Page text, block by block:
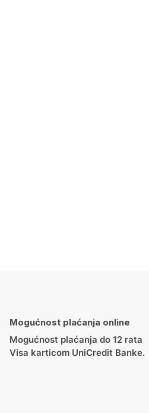
Mogućnost plaćanja online
Mogućnost plaćanja do 12 rata
Visa karticom UniCredit Banke.